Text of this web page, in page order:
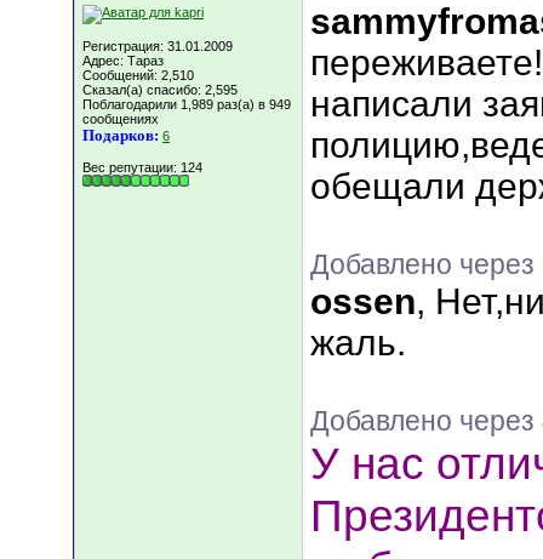
Регистрация: 31.01.2009
Адрес: Тараз
Сообщений: 2,510
Сказал(а) спасибо: 2,595
Поблагодарили 1,989 раз(а) в 949
сообщениях
Подарков: 6
Вес репутации: 124
написали
обещали
Добавлено
ossen,
жаль.
Добавлено
У нас